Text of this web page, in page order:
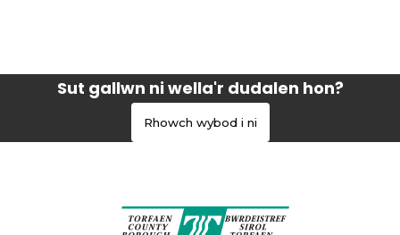
Sut gallwn ni wella'r dudalen hon?
Rhowch wybod i ni